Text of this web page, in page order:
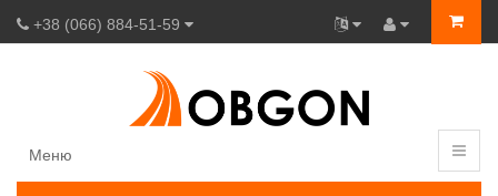
+38 (066) 884-51-59
Меню